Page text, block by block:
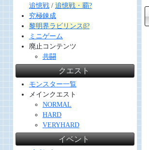
追憶戦/ 追憶戦・覇?
究極錬成
黎明界ラビリンスβ?
ミニゲーム
廃止コンテンツ
共闘
クエスト
モンスター一覧
メインクエスト
NORMAL
HARD
VERYHARD
イベント